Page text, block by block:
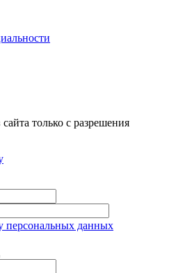
только с разрешения
персональных данных